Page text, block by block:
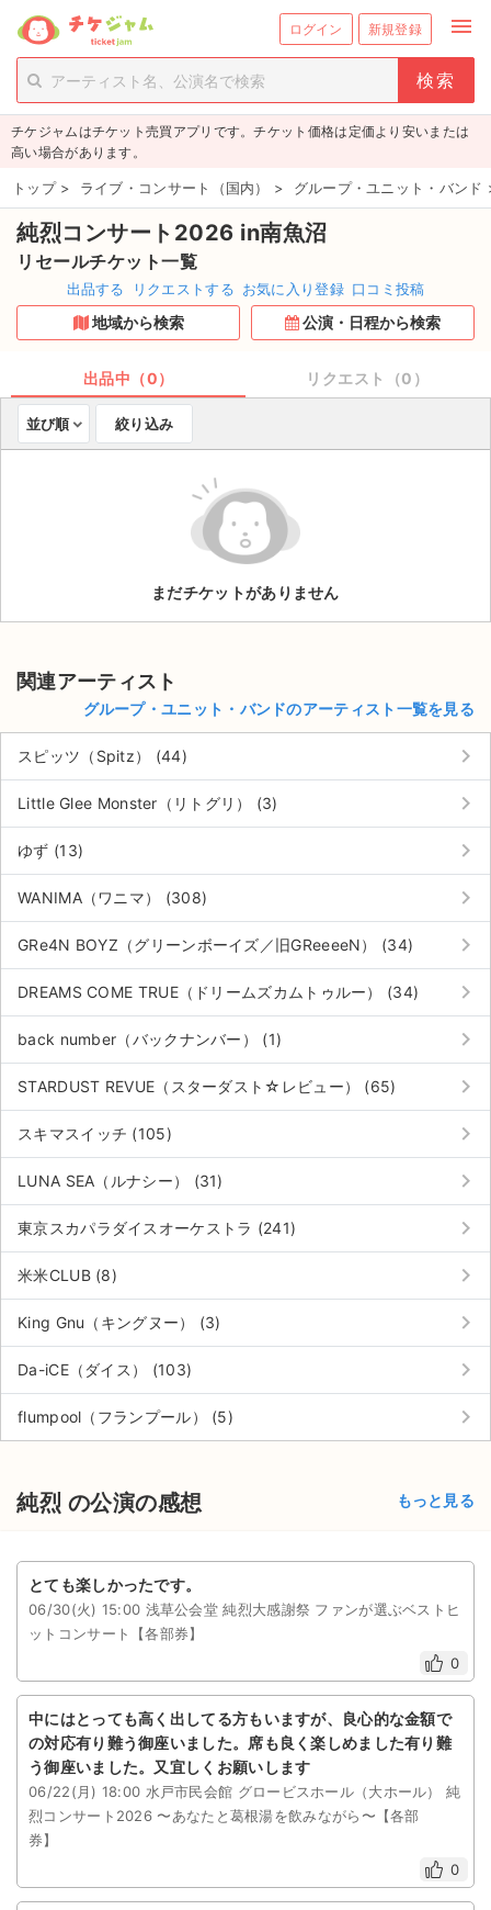
ログイン 新規登録 menu
person_add 新規会員登録
チケットを探す
新着チケット
値下げしたチケット
都道府県からチケットを探す
もうすぐ開催のチケット
チケットのリクエスト一覧
取扱チケット
ライブ・コンサート（国内）
ライブ・コンサート（海外）
スポーツ
演劇・ミュージカル
ご利用ガイド
ご利用ガイド
手数料・お支払い方法
AIに質問する
よくある質問
お知らせ
サイト情報
特定商取引法に基づく表記
公演登録依頼
チケットジャムの取り組み
音楽情報
チケジャムはチケット売買アプリです。チケット価格は定価より安いまたは
高い場合があります。
トップ > ライブ・コンサート（国内） > グループ・ユニット・バンド
純烈コンサート2026 in南魚沼
リセールチケット一覧
出品する リクエストする お気に入り登録 口コミ投稿
地域から検索 公演・日程から検索
出品中（0） リクエスト（0）
並び順 絞り込み
まだチケットがありません
関連アーティスト
グループ・ユニット・バンドのアーティスト一覧を見る
スピッツ（Spitz） (44) keyboard_arrow_right
Little Glee Monster（リトグリ） (3) keyboard_arrow_right
ゆず (13) keyboard_arrow_right
WANIMA（ワニマ） (308) keyboard_arrow_right
GRe4N BOYZ（グリーンボーイズ／旧GReeeeN） (34) keyboard_arrow_right
DREAMS COME TRUE（ドリームズカムトゥルー） (34) keyboard_arrow_right
back number（バックナンバー） (1) keyboard_arrow_right
STARDUST REVUE（スターダスト☆レビュー） (65) keyboard_arrow_right
スキマスイッチ (105) keyboard_arrow_right
LUNA SEA（ルナシー） (31) keyboard_arrow_right
東京スカパラダイスオーケストラ (241) keyboard_arrow_right
米米CLUB (8) keyboard_arrow_right
King Gnu（キングヌー） (3) keyboard_arrow_right
Da-iCE（ダイス） (103) keyboard_arrow_right
flumpool（フランプール） (5) keyboard_arrow_right
純烈 の公演の感想 もっと見る
とても楽しかったです。
06/30(火) 15:00 浅草公会堂 純烈大感謝祭 ファンが選ぶベストヒ
ットコンサート【各部券】
0
中にはとっても高く出してる方もいますが、良心的な金額で
の対応有り難う御座いました。席も良く楽しめました有り難
う御座いました。又宜しくお願いします
06/22(月) 18:00 水戸市民会館 グロービスホール（大ホール） 純
烈コンサート2026 〜あなたと葛根湯を飲みながら〜【各部
券】
0